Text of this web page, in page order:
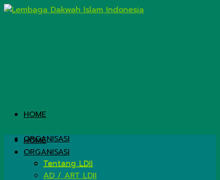
HOME
ORGANISASI
Tentang LDII
HOME
ORGANISASI
Tentang LDII
AD / ART LDII